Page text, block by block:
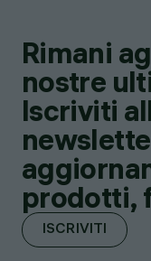
Rimani
nostre
Iscriviti
prodotti,
ISCRIVITI